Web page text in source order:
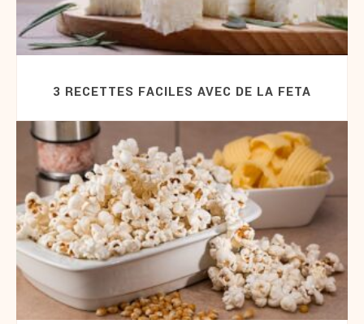
3 RECETTES FACILES AVEC DE LA FETA